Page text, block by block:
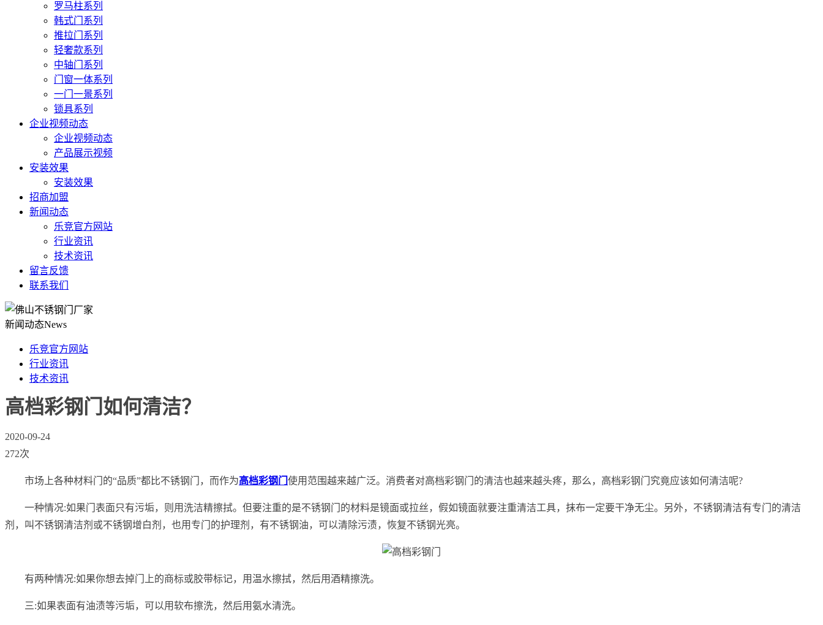
罗马柱系列
韩式门系列
推拉门系列
轻奢款系列
中轴门系列
门窗一体系列
一门一景系列
锁具系列
企业视频动态
企业视频动态
产品展示视频
安装效果
安装效果
招商加盟
新闻动态
乐竞官方网站
行业资讯
技术资讯
留言反馈
联系我们
新闻动态News
乐竞官方网站
行业资讯
技术资讯
高档彩钢门如何清洁？
2020-09-24
272次
市场上各种材料门的“品质”都比不锈钢门，而作为高档彩钢门 使用范围越来越广泛。消费者对高档彩钢门的清洁也越来越头疼，那么，高档彩钢门究竟应该如何清洁呢?
一种情况:如果门表面只有污垢，则用洗洁精擦拭。但要注重的是不锈钢门的材料是镜面或拉丝，假如镜面就要注重清洁工具，抹布一定要干净无尘。另外，不锈钢清洁有专门的清洁
剂，叫不锈钢清洁剂或不锈钢增白剂，也用专门的护理剂，有不锈钢油，可以清除污渍，恢复不锈钢光亮。
有两种情况:如果你想去掉门上的商标或胶带标记，用温水擦拭，然后用酒精擦洗。
三:如果表面有油渍等污垢，可以用软布擦洗，然后用氨水清洗。